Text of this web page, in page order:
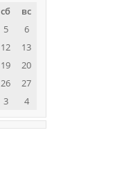
сб
вс
5
6
12
13
19
20
26
27
3 4